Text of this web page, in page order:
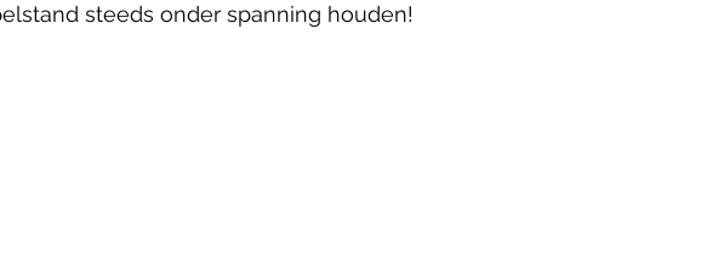
steeds onder spanning houden!